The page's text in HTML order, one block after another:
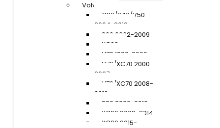
Volvo
C30/S40/V50
2004-2012
S60 2002-2009
XC60
V70 1997-2000
V70/XC70 2000-
2007
V70/XC70 2008-
2016
S80 2006-2016
XC90 2002-2014
XC90 2015-